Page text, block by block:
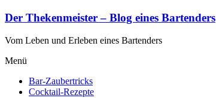
Zum
springen
Der Thekenmeister – Blog eines Bartenders
Vom Leben und Erleben eines Bartenders
Menü
Bar-Zaubertricks
Cocktail-Rezepte